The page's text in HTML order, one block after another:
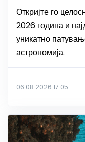
Откријте го
2026 година и
уникатно
астрономија.
06.08.2026 17:05